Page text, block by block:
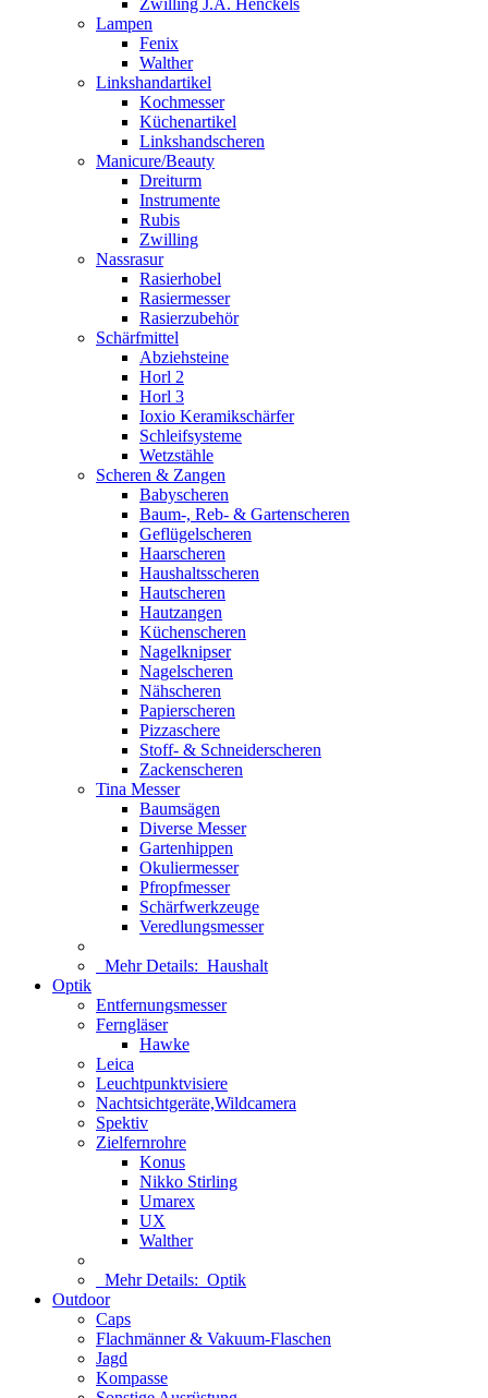
Zwilling J.A. Henckels
Lampen
Fenix
Walther
Linkshandartikel
Kochmesser
Küchenartikel
Linkshandscheren
Manicure/Beauty
Dreiturm
Instrumente
Rubis
Zwilling
Nassrasur
Rasierhobel
Rasiermesser
Rasierzubehör
Schärfmittel
Abziehsteine
Horl 2
Horl 3
Ioxio Keramikschärfer
Schleifsysteme
Wetzstähle
Scheren & Zangen
Babyscheren
Baum-, Reb- & Gartenscheren
Geflügelscheren
Haarscheren
Haushaltsscheren
Hautscheren
Hautzangen
Küchenscheren
Nagelknipser
Nagelscheren
Nähscheren
Papierscheren
Pizzaschere
Stoff- & Schneiderscheren
Zackenscheren
Tina Messer
Baumsägen
Diverse Messer
Gartenhippen
Okuliermesser
Pfropfmesser
Schärfwerkzeuge
Veredlungsmesser
Mehr Details: Haushalt
Optik
Entfernungsmesser
Ferngläser
Hawke
Leica
Leuchtpunktvisiere
Nachtsichtgeräte,Wildcamera
Spektiv
Zielfernrohre
Konus
Nikko Stirling
Umarex
UX
Walther
Mehr Details: Optik
Outdoor
Caps
Flachmänner & Vakuum-Flaschen
Jagd
Kompasse